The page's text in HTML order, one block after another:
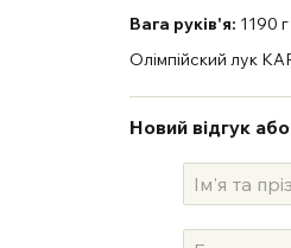
Вага руків'я: 1190
Олімпійский лук
Новий відгук